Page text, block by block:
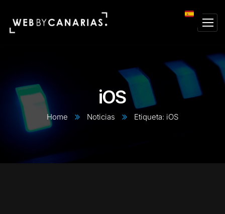
iOS
Home Noticias Etiqueta: iOS